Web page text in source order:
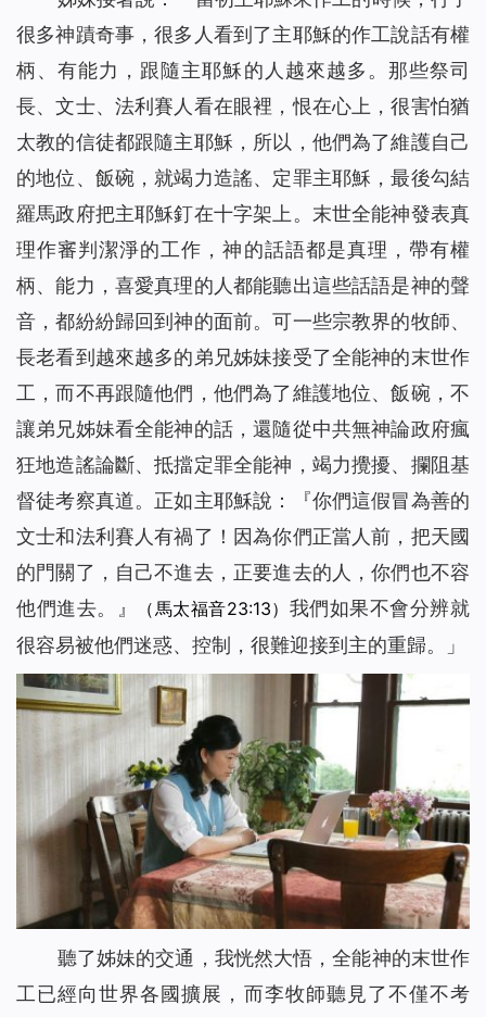
很多神蹟奇事，很多人看到了主耶穌的作工說話有權
柄、有能力，跟隨主耶穌的人越來越多。那些祭司
長、文士、法利賽人看在眼裡，恨在心上，很害怕猶
太教的信徒都跟隨主耶穌，所以，他們為了維護自己
的地位、飯碗，就竭力造謠、定罪主耶穌，最後勾結
羅馬政府把主耶穌釘在十字架上。末世全能神發表真
理作審判潔淨的工作，神的話語都是真理，帶有權
柄、能力，喜愛真理的人都能聽出這些話語是神的聲
音，都紛紛歸回到神的面前。可一些宗教界的牧師、
長老看到越來越多的弟兄姊妹接受了全能神的末世作
工，而不再跟隨他們，他們為了維護地位、飯碗，不
讓弟兄姊妹看全能神的話，還隨從中共無神論政府瘋
狂地造謠論斷、抵擋定罪全能神，竭力攪擾、攔阻基
督徒考察真道。正如主耶穌說：『你們這假冒為善的
文士和法利賽人有禍了！因為你們正當人前，把天國
的門關了，自己不進去，正要進去的人，你們也不容
他們進去。
』 （馬太福音23:13） 我們如果不會分辨就
很容易被他們迷惑、控制，很難迎接到主的重歸。」
聽了姊妹的交通，我恍然大悟，全能神的末世作
工已經向世界各國擴展，而李牧師聽見了不僅不考